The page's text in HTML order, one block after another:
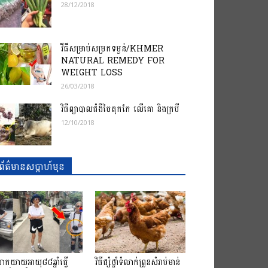
28/12/2018
វីធីសម្រាប់សម្រកទម្ងន់/KHMER
NATURAL REMEDY FOR​
WEIGHT LOSS
26/03/2018
វិធីព្យាបាលជំងឺចៃតុកកែ លើគោ និងក្របី
12/10/2018
ត៌មានសប្តាហ៍មុន
យាយអាយុ៨៨ឆ្នាំ​ធ្វើ វិធីផ្សំថ្នាំទំលាក់ព្រូនសំរាប់មាន់